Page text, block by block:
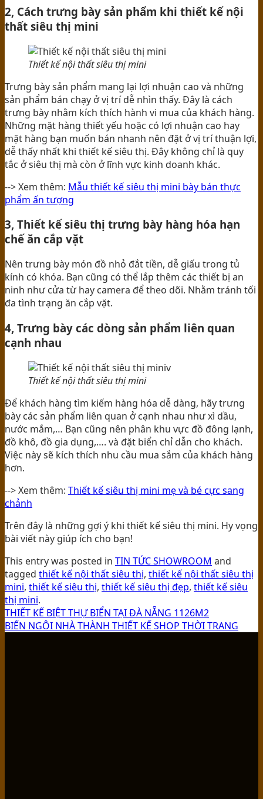
2, Cách trưng bày sản phẩm khi thiết kế nội
thất siêu thị mini
Thiết kế nội thất siêu thị mini
Trưng bày sản phẩm mang lại lợi nhuận cao và những
sản phẩm bán chạy ở vị trí dễ nhìn thấy. Đây là cách
trưng bày nhằm kích thích hành vi mua của khách hàng.
Những mặt hàng thiết yếu hoặc có lợi nhuận cao hay
mặt hàng bạn muốn bán nhanh nên đặt ở vị trí thuận lợi,
dễ thấy nhất khi thiết kế siêu thị. Đây không chỉ là quy
tắc ở siêu thị mà còn ở lĩnh vực kinh doanh khác.
--> Xem thêm: Mẫu thiết kế siêu thị mini bày bán thực
phẩm ấn tượng
3, Thiết kế siêu thị trưng bày hàng hóa hạn
chế ăn cắp vặt
Nên trưng bày món đồ nhỏ đắt tiền, dễ giấu trong tủ
kính có khóa. Bạn cũng có thể lắp thêm các thiết bị an
ninh như cửa từ hay camera để theo dõi. Nhằm tránh tối
đa tình trạng ăn cắp vặt.
4, Trưng bày các dòng sản phẩm liên quan
cạnh nhau
Thiết kế nội thất siêu thị mini
Để khách hàng tìm kiếm hàng hóa dễ dàng, hãy trưng
bày các sản phẩm liên quan ở cạnh nhau như xì dầu,
nước mắm,… Bạn cũng nên phân khu vực đồ đông lạnh,
đồ khô, đồ gia dụng,…. và đặt biển chỉ dẫn cho khách.
Việc này sẽ kích thích nhu cầu mua sắm của khách hàng
hơn.
--> Xem thêm: Thiết kế siêu thị mini mẹ và bé cực sang
chảnh
Trên đây là những gợi ý khi thiết kế siêu thị mini. Hy vọng
bài viết này giúp ích cho bạn!
This entry was posted in TIN TỨC SHOWROOM and
tagged thiết kế nội thất siêu thị, thiết kế nội thất siêu thị
mini, thiết kế siêu thị, thiết kế siêu thị đẹp, thiết kế siêu
thị mini.
THIẾT KẾ BIỆT THỰ BIỂN TẠI ĐÀ NẴNG 1126M2
BIẾN NGÔI NHÀ THÀNH THIẾT KẾ SHOP THỜI TRANG